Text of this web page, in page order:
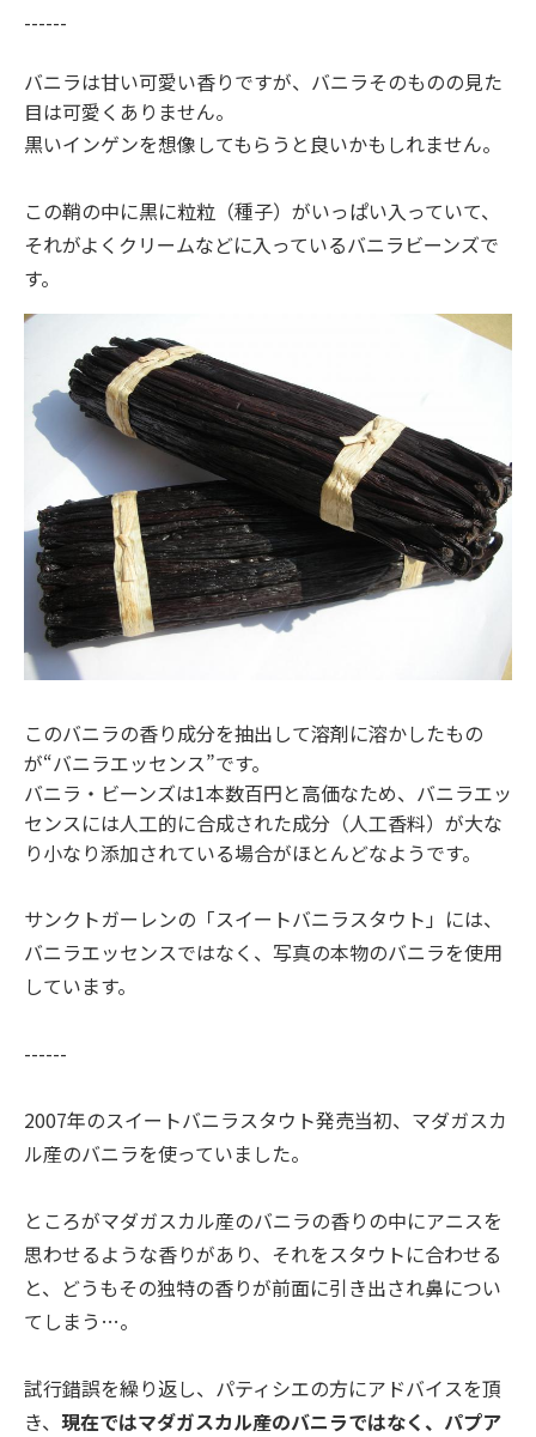
------
バニラは甘い可愛い香りですが、バニラそのものの見た
目は可愛くありません。
黒いインゲンを想像してもらうと良いかもしれません。
この鞘の中に黒に粒粒（種子）がいっぱい入っていて、
それがよくクリームなどに入っているバニラビーンズで
す。
このバニラの香り成分を抽出して溶剤に溶かしたもの
が“バニラエッセンス”です。
バニラ・ビーンズは1本数百円と高価なため、バニラエッ
センスには人工的に合成された成分（人工香料）が大な
り小なり添加されている場合がほとんどなようです。
サンクトガーレンの「スイートバニラスタウト」には、
バニラエッセンスではなく、写真の本物のバニラを使用
しています。
------
2007年のスイートバニラスタウト発売当初、マダガスカ
ル産のバニラを使っていました。
ところがマダガスカル産のバニラの香りの中にアニスを
思わせるような香りがあり、それをスタウトに合わせる
と、どうもその独特の香りが前面に引き出され鼻につい
てしまう…。
試行錯誤を繰り返し、パティシエの方にアドバイスを頂
き、 現在ではマダガスカル産のバニラではなく、パプア